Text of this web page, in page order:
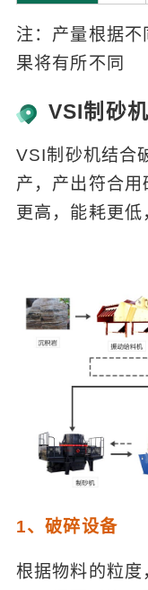
注：产量根据
果将有所不同
VSI制砂
VSI制砂机结合
产，产出符合
更高，能耗更低
1、破碎设备
根据物料的粒